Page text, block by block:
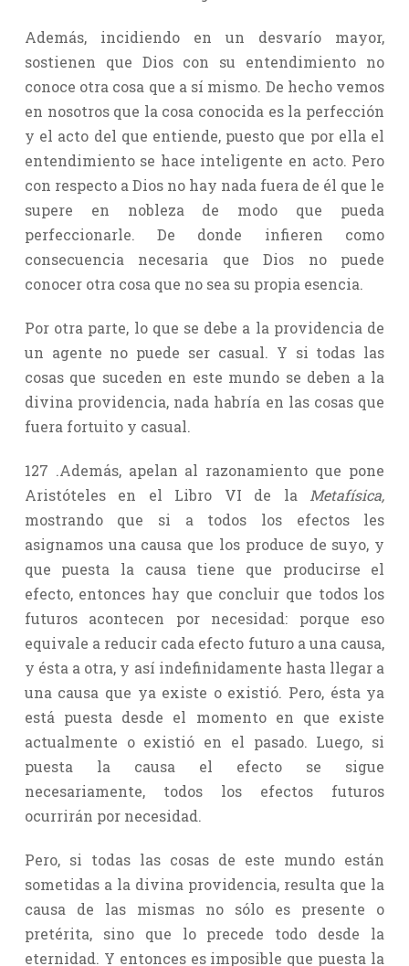
Además, incidiendo en un desvarío mayor,
sostienen que Dios con su entendimiento no
conoce otra cosa que a sí mismo. De hecho vemos
en nosotros que la cosa conocida es la perfección
y el acto del que entiende, puesto que por ella el
entendimiento se hace inteligente en acto. Pero
con respecto a Dios no hay nada fuera de él que le
supere en nobleza de modo que pueda
perfeccionarle. De donde infieren como
consecuencia necesaria que Dios no puede
conocer otra cosa que no sea su propia esencia.
Por otra parte, lo que se debe a la providencia de
un agente no puede ser casual. Y si todas las
cosas que suceden en este mundo se deben a la
divina providencia, nada habría en las cosas que
fuera fortuito y casual.
127 .Además, apelan al razonamiento que pone
Aristóteles en el Libro VI de la Metafísica,
mostrando que si a todos los efectos les
asignamos una causa que los produce de suyo, y
que puesta la causa tiene que producirse el
efecto, entonces hay que concluir que todos los
futuros acontecen por necesidad: porque eso
equivale a reducir cada efecto futuro a una causa,
y ésta a otra, y así indefinidamente hasta llegar a
una causa que ya existe o existió. Pero, ésta ya
está puesta desde el momento en que existe
actualmente o existió en el pasado. Luego, si
puesta la causa el efecto se sigue
necesariamente, todos los efectos futuros
ocurrirán por necesidad.
Pero, si todas las cosas de este mundo están
sometidas a la divina providencia, resulta que la
causa de las mismas no sólo es presente o
pretérita, sino que lo precede todo desde la
eternidad. Y entonces es imposible que puesta la